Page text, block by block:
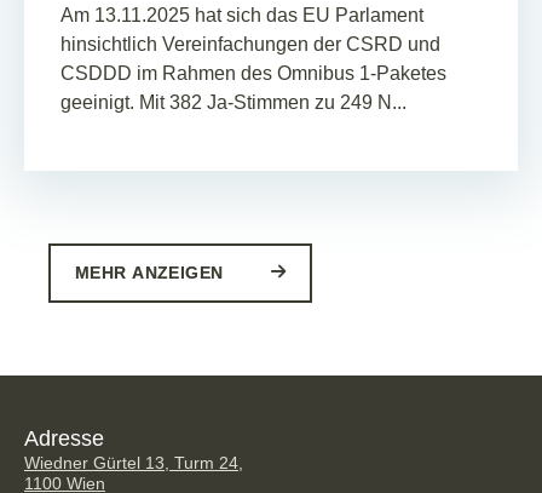
Am 13.11.2025 hat sich das EU Parlament
hinsichtlich Vereinfachungen der CSRD und
CSDDD im Rahmen des Omnibus 1-Paketes
geeinigt. Mit 382 Ja-Stimmen zu 249 N...
MEHR ANZEIGEN
Adresse
Wiedner Gürtel 13, Turm 24,
1100 Wien